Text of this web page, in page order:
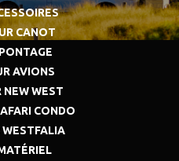
CANOT
AVIONS
NEW WEST
CONDO